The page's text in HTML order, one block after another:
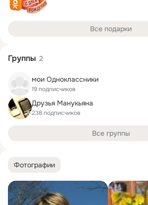
Фотографии
Все подарки
Группы 2
мои Одноклассники
19 подписчиков
Друзья Манукьяна
238 подписчиков
Все группы